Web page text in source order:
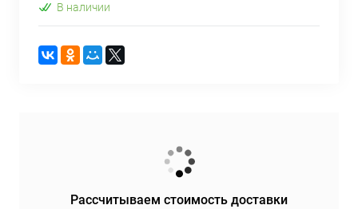
В наличии
Рассчитываем стоимость доставки